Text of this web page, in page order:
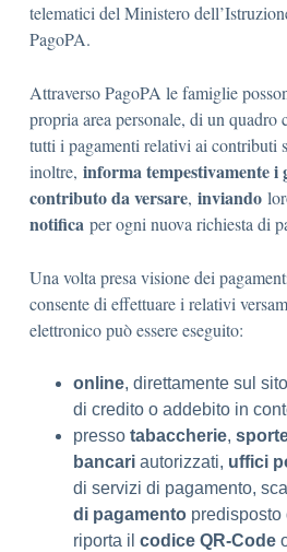
telematici del Ministero
PagoPA.
Attraverso PagoPA le famiglie
propria area personale, di un quadro
tutti i pagamenti relativi ai contributi
inoltre, informa tempestivamente i
contributo da versare, inviando
notifica per ogni nuova richiesta di
Una volta presa visione dei
consente di effettuare i relativi
elettronico può essere eseguito:
online, direttamente sul
di credito o addebito in
presso tabaccherie,
bancari autorizzati, uffici
di servizi di pagamento,
di pagamento predisposto
riporta il codice QR-Code